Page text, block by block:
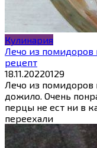
Кулинария
Лечо из помидоров
рецепт
18.11.20220129
Лечо из помидоров
дожило. Очень
перцы не ест ни в
переехали